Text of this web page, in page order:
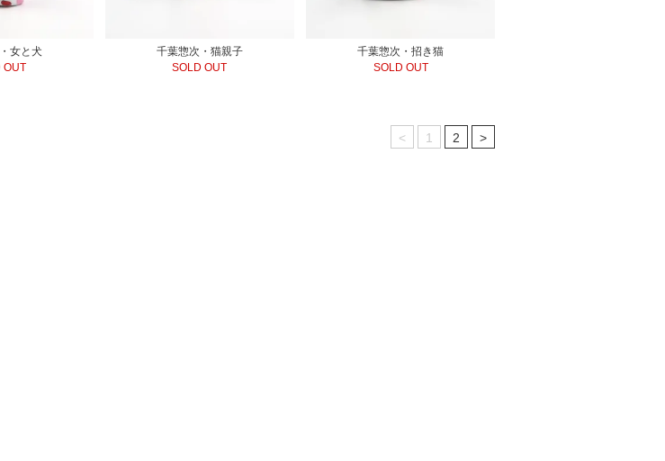
女と犬
OUT
千葉惣次・猫親子
SOLD OUT
千葉惣次・招き猫
SOLD OUT
< 1 2 >